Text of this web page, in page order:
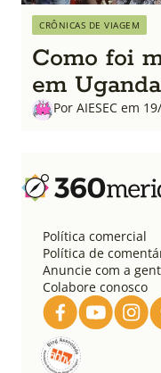
CRÔNICAS DE VIAGEM
Como foi
em Uganda
Por AIESEC em
Política comercial
Política de
Anuncie com a
Colabore conosco